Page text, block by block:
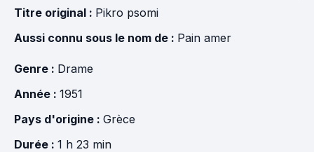
Titre original : Pikro psomi
Aussi connu sous le nom de : Pain amer
Genre : Drame
Année : 1951
Pays d'origine : Grèce
Durée : 1 h 23 min